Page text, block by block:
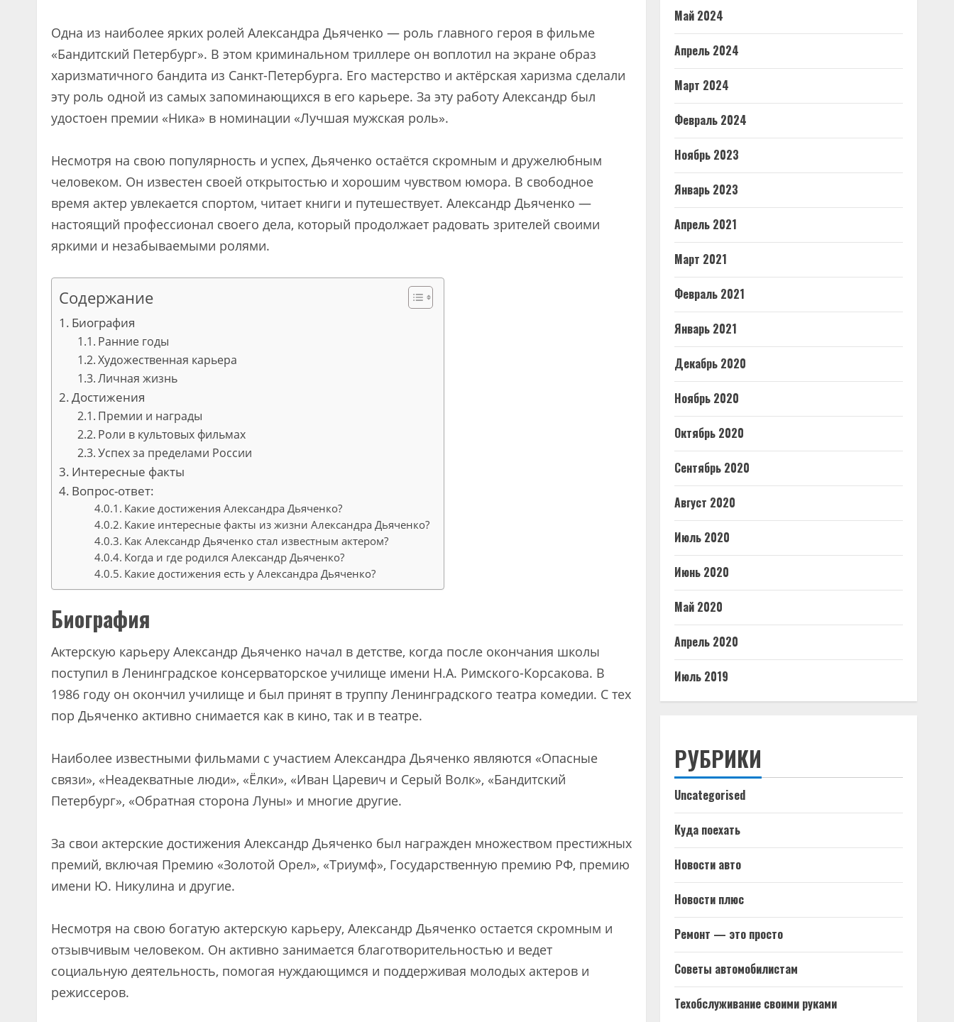
Одна из наиболее ярких ролей Александра Дьяченко — роль главного героя в фильме
«Бандитский Петербург». В этом криминальном триллере он воплотил на экране образ
харизматичного бандита из Санкт-Петербурга. Его мастерство и актёрская харизма сделали
эту роль одной из самых запоминающихся в его карьере. За эту работу Александр был
удостоен премии «Ника» в номинации «Лучшая мужская роль».
Несмотря на свою популярность и успех, Дьяченко остаётся скромным и дружелюбным
человеком. Он известен своей открытостью и хорошим чувством юмора. В свободное
время актер увлекается спортом, читает книги и путешествует. Александр Дьяченко —
настоящий профессионал своего дела, который продолжает радовать зрителей своими
яркими и незабываемыми ролями.
Содержание
Биография
Ранние годы
Художественная карьера
Личная жизнь
Достижения
Премии и награды
Роли в культовых фильмах
Успех за пределами России
Интересные факты
Вопрос-ответ:
Какие достижения Александра Дьяченко?
Какие интересные факты из жизни Александра Дьяченко?
Как Александр Дьяченко стал известным актером?
Когда и где родился Александр Дьяченко?
Какие достижения есть у Александра Дьяченко?
Биография
Актерскую карьеру Александр Дьяченко начал в детстве, когда после окончания школы
поступил в Ленинградское консерваторское училище имени Н.А. Римского-Корсакова. В
1986 году он окончил училище и был принят в труппу Ленинградского театра комедии. С тех
пор Дьяченко активно снимается как в кино, так и в театре.
Наиболее известными фильмами с участием Александра Дьяченко являются «Опасные
связи», «Неадекватные люди», «Ёлки», «Иван Царевич и Серый Волк», «Бандитский
Петербург», «Обратная сторона Луны» и многие другие.
За свои актерские достижения Александр Дьяченко был награжден множеством престижных
премий, включая Премию «Золотой Орел», «Триумф», Государственную премию РФ, премию
имени Ю. Никулина и другие.
Несмотря на свою богатую актерскую карьеру, Александр Дьяченко остается скромным и
отзывчивым человеком. Он активно занимается благотворительностью и ведет
социальную деятельность, помогая нуждающимся и поддерживая молодых актеров и
режиссеров.
Май 2024
Апрель 2024
Март 2024
Февраль 2024
Ноябрь 2023
Январь 2023
Апрель 2021
Март 2021
Февраль 2021
Январь 2021
Декабрь 2020
Ноябрь 2020
Октябрь 2020
Сентябрь 2020
Август 2020
Июль 2020
Июнь 2020
Май 2020
Апрель 2020
Июль 2019
РУБРИКИ
Uncategorised
Куда поехать
Новости авто
Новости плюс
Ремонт — это просто
Советы автомобилистам
Техобслуживание своими руками